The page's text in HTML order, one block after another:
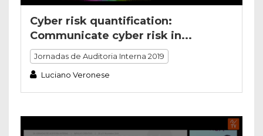
Cyber risk quantification:
Communicate cyber risk in...
Jornadas de Auditoria Interna 2019
Luciano Veronese